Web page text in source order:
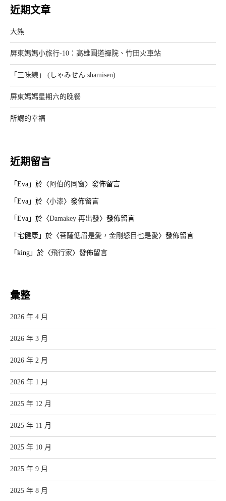
近期文章
大熊
屏東媽媽小旅行-10：高雄圓道禪院、竹田火車站
「三味線」 (しゃみせん shamisen)
屏東媽媽星期六的晚餐
所謂的幸褔
近期留言
「 Eva 」於〈 阿伯的同窗〉發佈留言
「 Eva 」於〈小漆〉發佈留言
「 Eva 」於〈Damakey 再出發〉發佈留言
「 宅健康 」於〈菩薩低眉是愛，金剛怒目也是愛〉發佈留言
「 king 」於〈飛行家〉發佈留言
彙整
2026 年 4 月
2026 年 3 月
2026 年 2 月
2026 年 1 月
2025 年 12 月
2025 年 11 月
2025 年 10 月
2025 年 9 月
2025 年 8 月